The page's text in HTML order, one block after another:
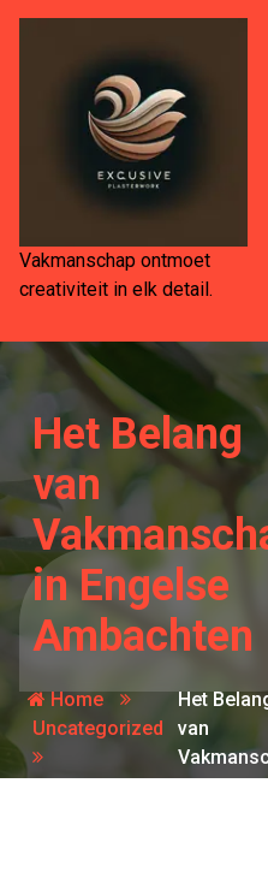
Spring
Vakmanschap ontmoet
creativiteit in elk detail.
Het Belang
van
in Engelse
Ambachten
Home
Uncategorized
Het
van
in